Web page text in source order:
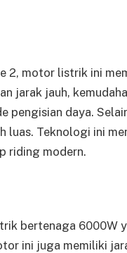
2, motor listrik ini
jarak jauh,
pengisian daya.
luas. Teknologi ini
riding modern.
bertenaga 6000W
ini juga memiliki